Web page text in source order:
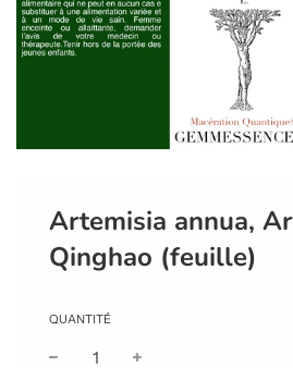
Artemisia annua,
Qinghao (feuille)
QUANTITÉ